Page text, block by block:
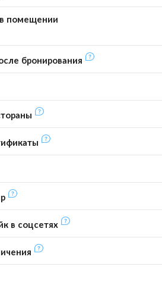
помещении
бронирования
в соцсетях